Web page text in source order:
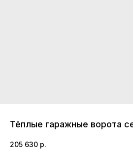
Тёплые гаражные ворота
205 630 р.